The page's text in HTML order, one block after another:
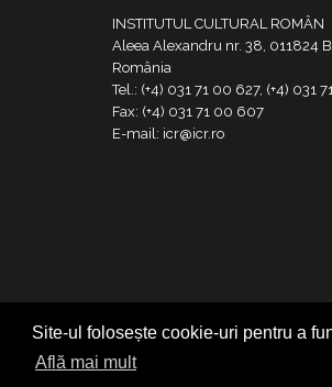
Site-ul folosește cookie-uri pentru a
Află mai mult
INSTITUTUL CULTURAL ROMÂN
Aleea Alexandru nr. 38, 011824
România
Tel.: (+4) 031 71 00 627, (+4) 031
Fax: (+4) 031 71 00 607
E-mail: icr@icr.ro